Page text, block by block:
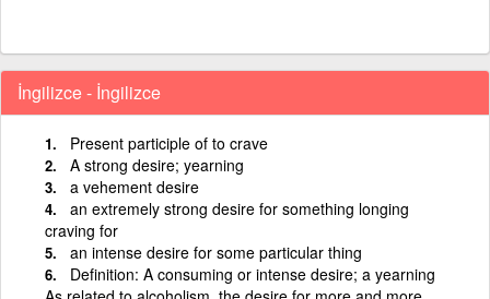
İngilizce - İngilizce
Present participle of to crave
A strong desire; yearning
a vehement desire
an extremely strong desire for something longing
craving for
an intense desire for some particular thing
Definition: A consuming or intense desire; a yearning